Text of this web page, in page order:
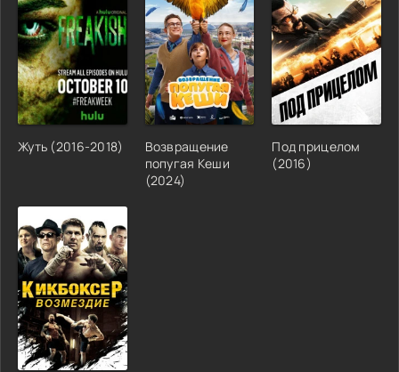
Жуть (2016-2018)
Возвращение
попугая Кеши
(2024)
Под прицелом
(2016)